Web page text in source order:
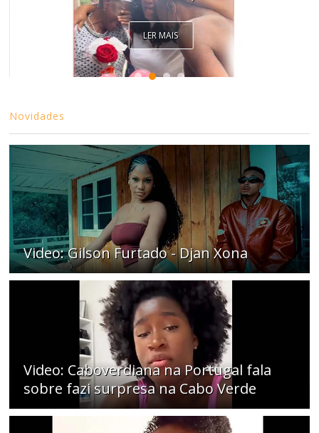
LER MAIS
Novidades
Video: Gilson Furtado - Djan Xona
Video: Caboverdiana na Portugal fala
sobre fazi surpresa na Cabo Verde